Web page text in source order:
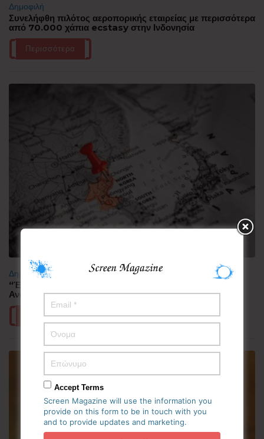
Δημοφιλή
Συνελήφθη πιλότος αεροπορικής εταιρείας με περισσότερα
από 70.000 χάπια ecstasy στην Ινδονησία
Περισσότερα
Δημοφιλή
“Έλιωσε” από τη ζέστη η Κορεατική Χερσόνησος –
Ανάσες δροσιάς αναζητούν οι πολίτες
Περισσότερα
Accept Terms
Screen Magazine will use the information you
provide on this form to be in touch with you
and to provide updates and marketing.